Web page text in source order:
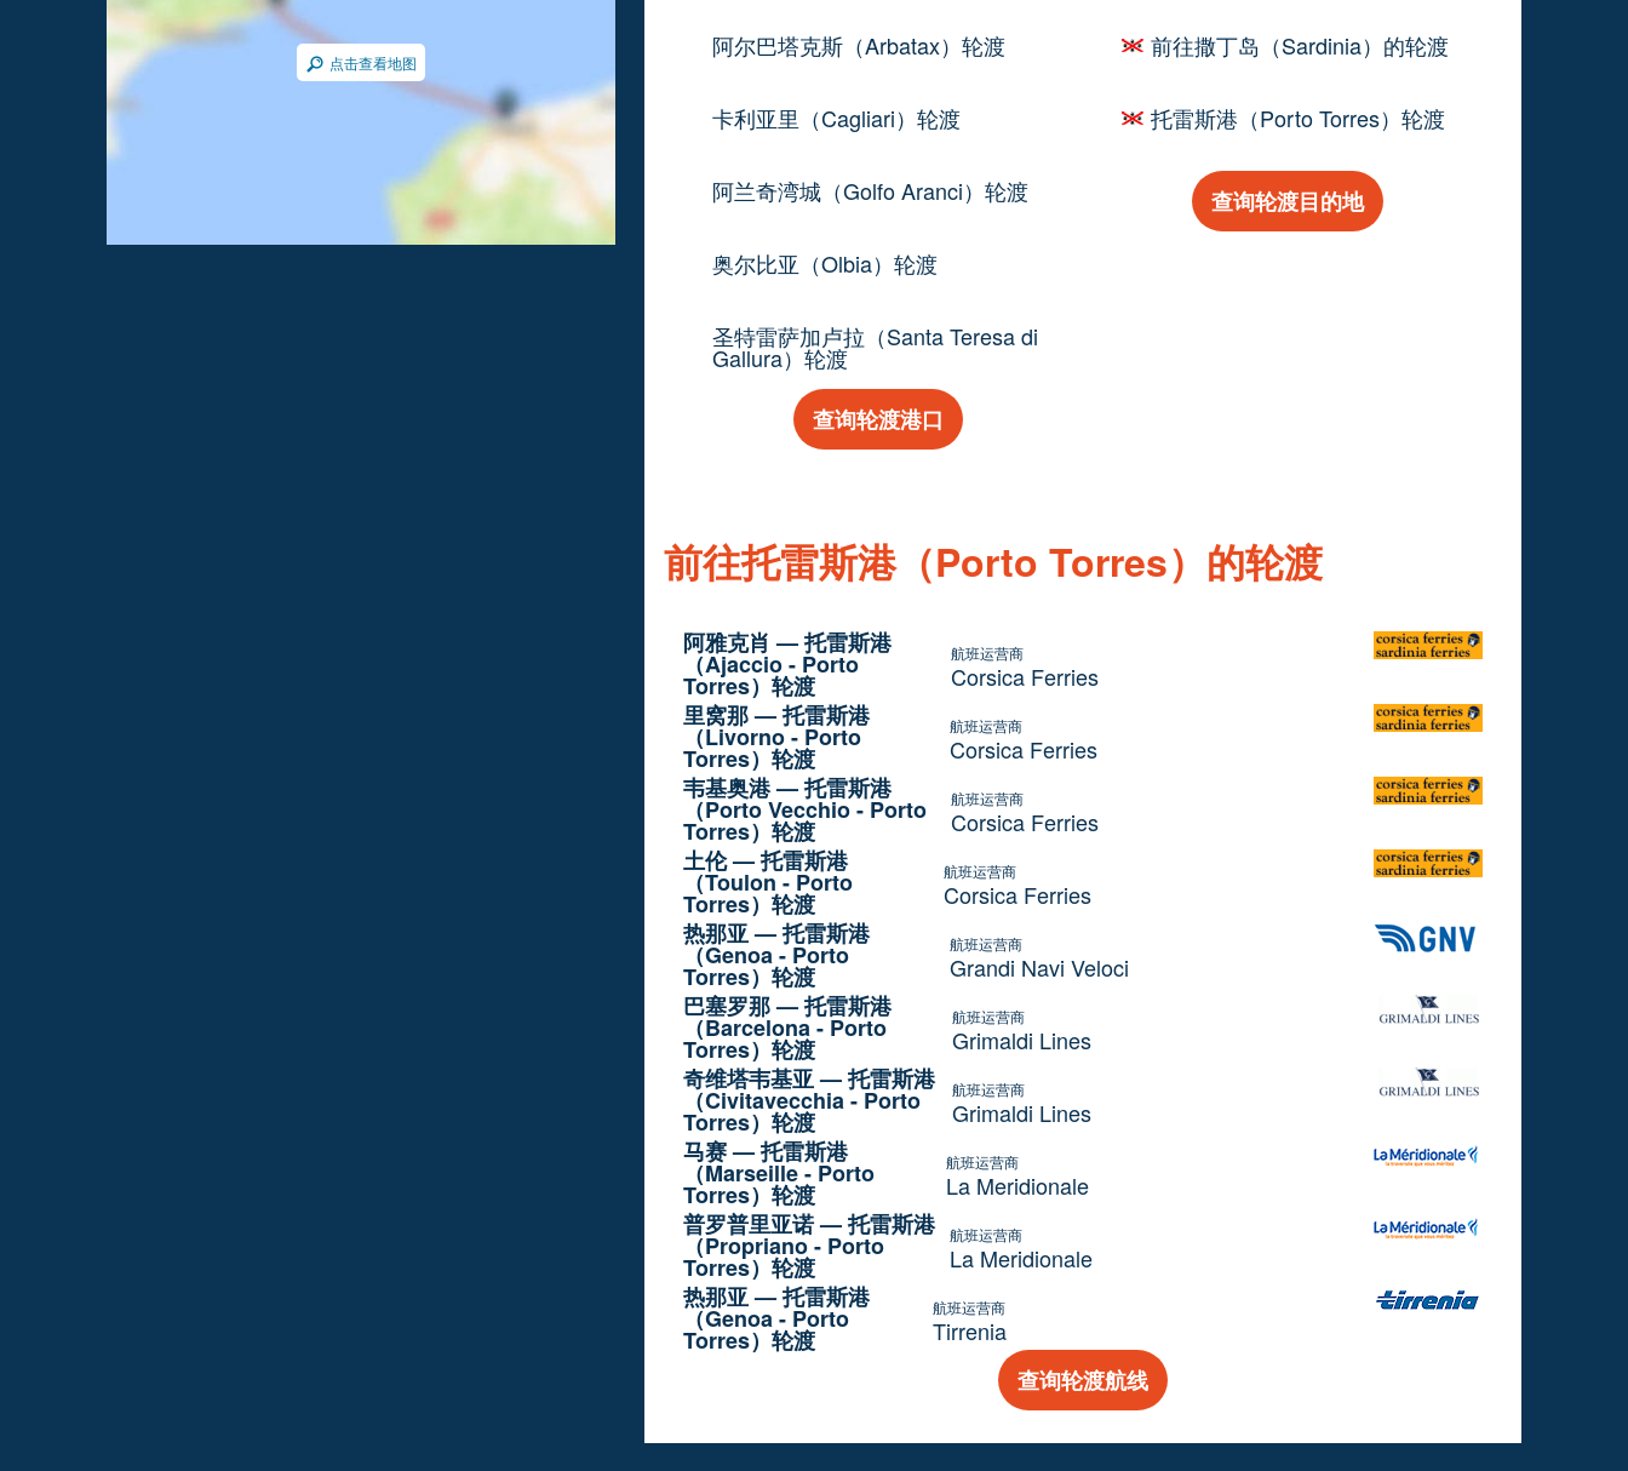
点击查看地图
前往托雷斯港（Porto Torres）的轮渡
阿雅克肖 — 托雷斯港
（Ajaccio - Porto
Torres）轮渡
航班运营商
Corsica Ferries
里窝那 — 托雷斯港
（Livorno - Porto
Torres）轮渡
航班运营商
Corsica Ferries
韦基奥港 — 托雷斯港
（Porto Vecchio - Porto
Torres）轮渡
航班运营商
Corsica Ferries
土伦 — 托雷斯港
（Toulon - Porto
Torres）轮渡
航班运营商
Corsica Ferries
热那亚 — 托雷斯港
（Genoa - Porto
Torres）轮渡
航班运营商
Grandi Navi Veloci
巴塞罗那 — 托雷斯港
（Barcelona - Porto
Torres）轮渡
航班运营商
Grimaldi Lines
奇维塔韦基亚 — 托雷斯港
（Civitavecchia - Porto
Torres）轮渡
航班运营商
Grimaldi Lines
马赛 — 托雷斯港
（Marseille - Porto
Torres）轮渡
航班运营商
La Meridionale
普罗普里亚诺 — 托雷斯港
（Propriano - Porto
Torres）轮渡
航班运营商
La Meridionale
热那亚 — 托雷斯港
（Genoa - Porto
Torres）轮渡
航班运营商
Tirrenia
查询轮渡航线
阿尔巴塔克斯（Arbatax）轮渡
卡利亚里（Cagliari）轮渡
阿兰奇湾城（Golfo Aranci）轮渡
奥尔比亚（Olbia）轮渡
圣特雷萨加卢拉（Santa Teresa di
Gallura）轮渡
查询轮渡港口
前往撒丁岛（Sardinia）的轮渡
托雷斯港（Porto Torres）轮渡
查询轮渡目的地